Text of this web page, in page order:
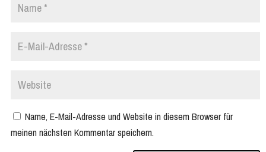
Name, E-Mail-Adresse und Website in diesem Browser für
meinen nächsten Kommentar speichern.